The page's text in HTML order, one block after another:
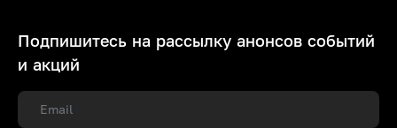
Подпишитесь на рассылку анонсов событий
и акций